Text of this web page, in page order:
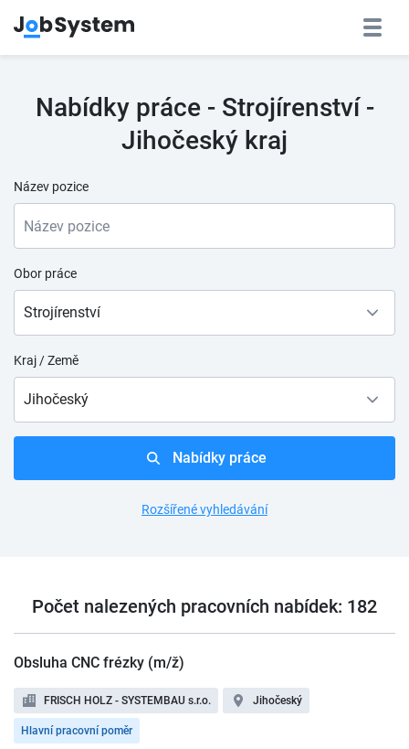
Nabídky práce - Strojírenství -
Jihočeský kraj
Název pozice
Obor práce
Strojírenství
Kraj / Země
Jihočeský
Nabídky práce
Rozšířené vyhledávání
Počet nalezených pracovních nabídek: 182
Obsluha CNC frézky (m/ž)
FRISCH HOLZ - SYSTEMBAU s.r.o. Jihočeský
Hlavní pracovní poměr